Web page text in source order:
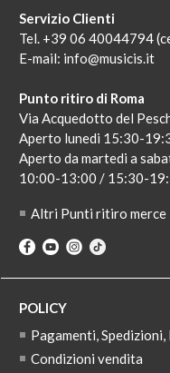
Servizio Clienti
Tel. +39 06 40044794
E-mail: info@musicis.it
Punto ritiro di Roma
Via Acquedotto del
Aperto lunedi 15:30-
Aperto da martedi a
10:00-13:00 / 15:30-
Altri Punti ritiro merce
POLICY
Pagamenti,
Condizioni vendita